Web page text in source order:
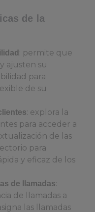
de la
: permite que
ajusten su
para
de su
: explora la
para acceder a
de las
para
y eficaz de los
de llamadas:
de llamadas a
las llamadas